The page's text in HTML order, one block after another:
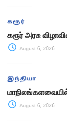
கரூர்
கரூர் அரசு
August 6, 2026
இந்தியா
August 6, 2026